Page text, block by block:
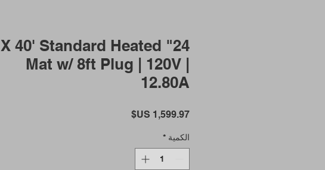
24" X 40' Standard Heated
Mat w/ 8ft Plug | 120V |
12.80A
السعر
الكمية *